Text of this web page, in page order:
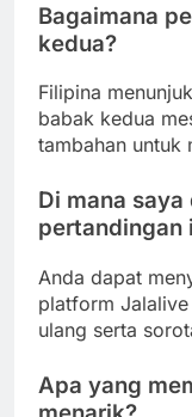
Bagaimana
kedua?
Filipina
babak kedua
tambahan untuk
Di mana
pertandingan
Anda dapat
platform
ulang serta
Apa yang